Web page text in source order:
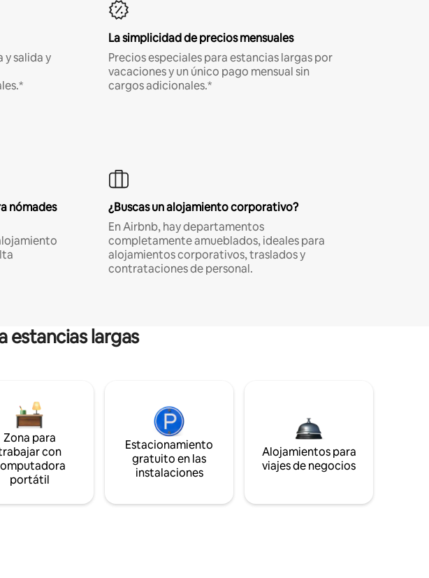
y salida y
La simplicidad de precios mensuales
Precios especiales para estancias largas por
vacaciones y un único pago mensual sin
cargos adicionales.*
nómades
¿Buscas un alojamiento corporativo?
En Airbnb, hay departamentos
completamente amueblados, ideales para
alojamientos corporativos, traslados y
contrataciones de personal.
estancias largas
Zona para
con
portátil
Estacionamiento
gratuito en las
instalaciones
Alojamientos para
viajes de negocios